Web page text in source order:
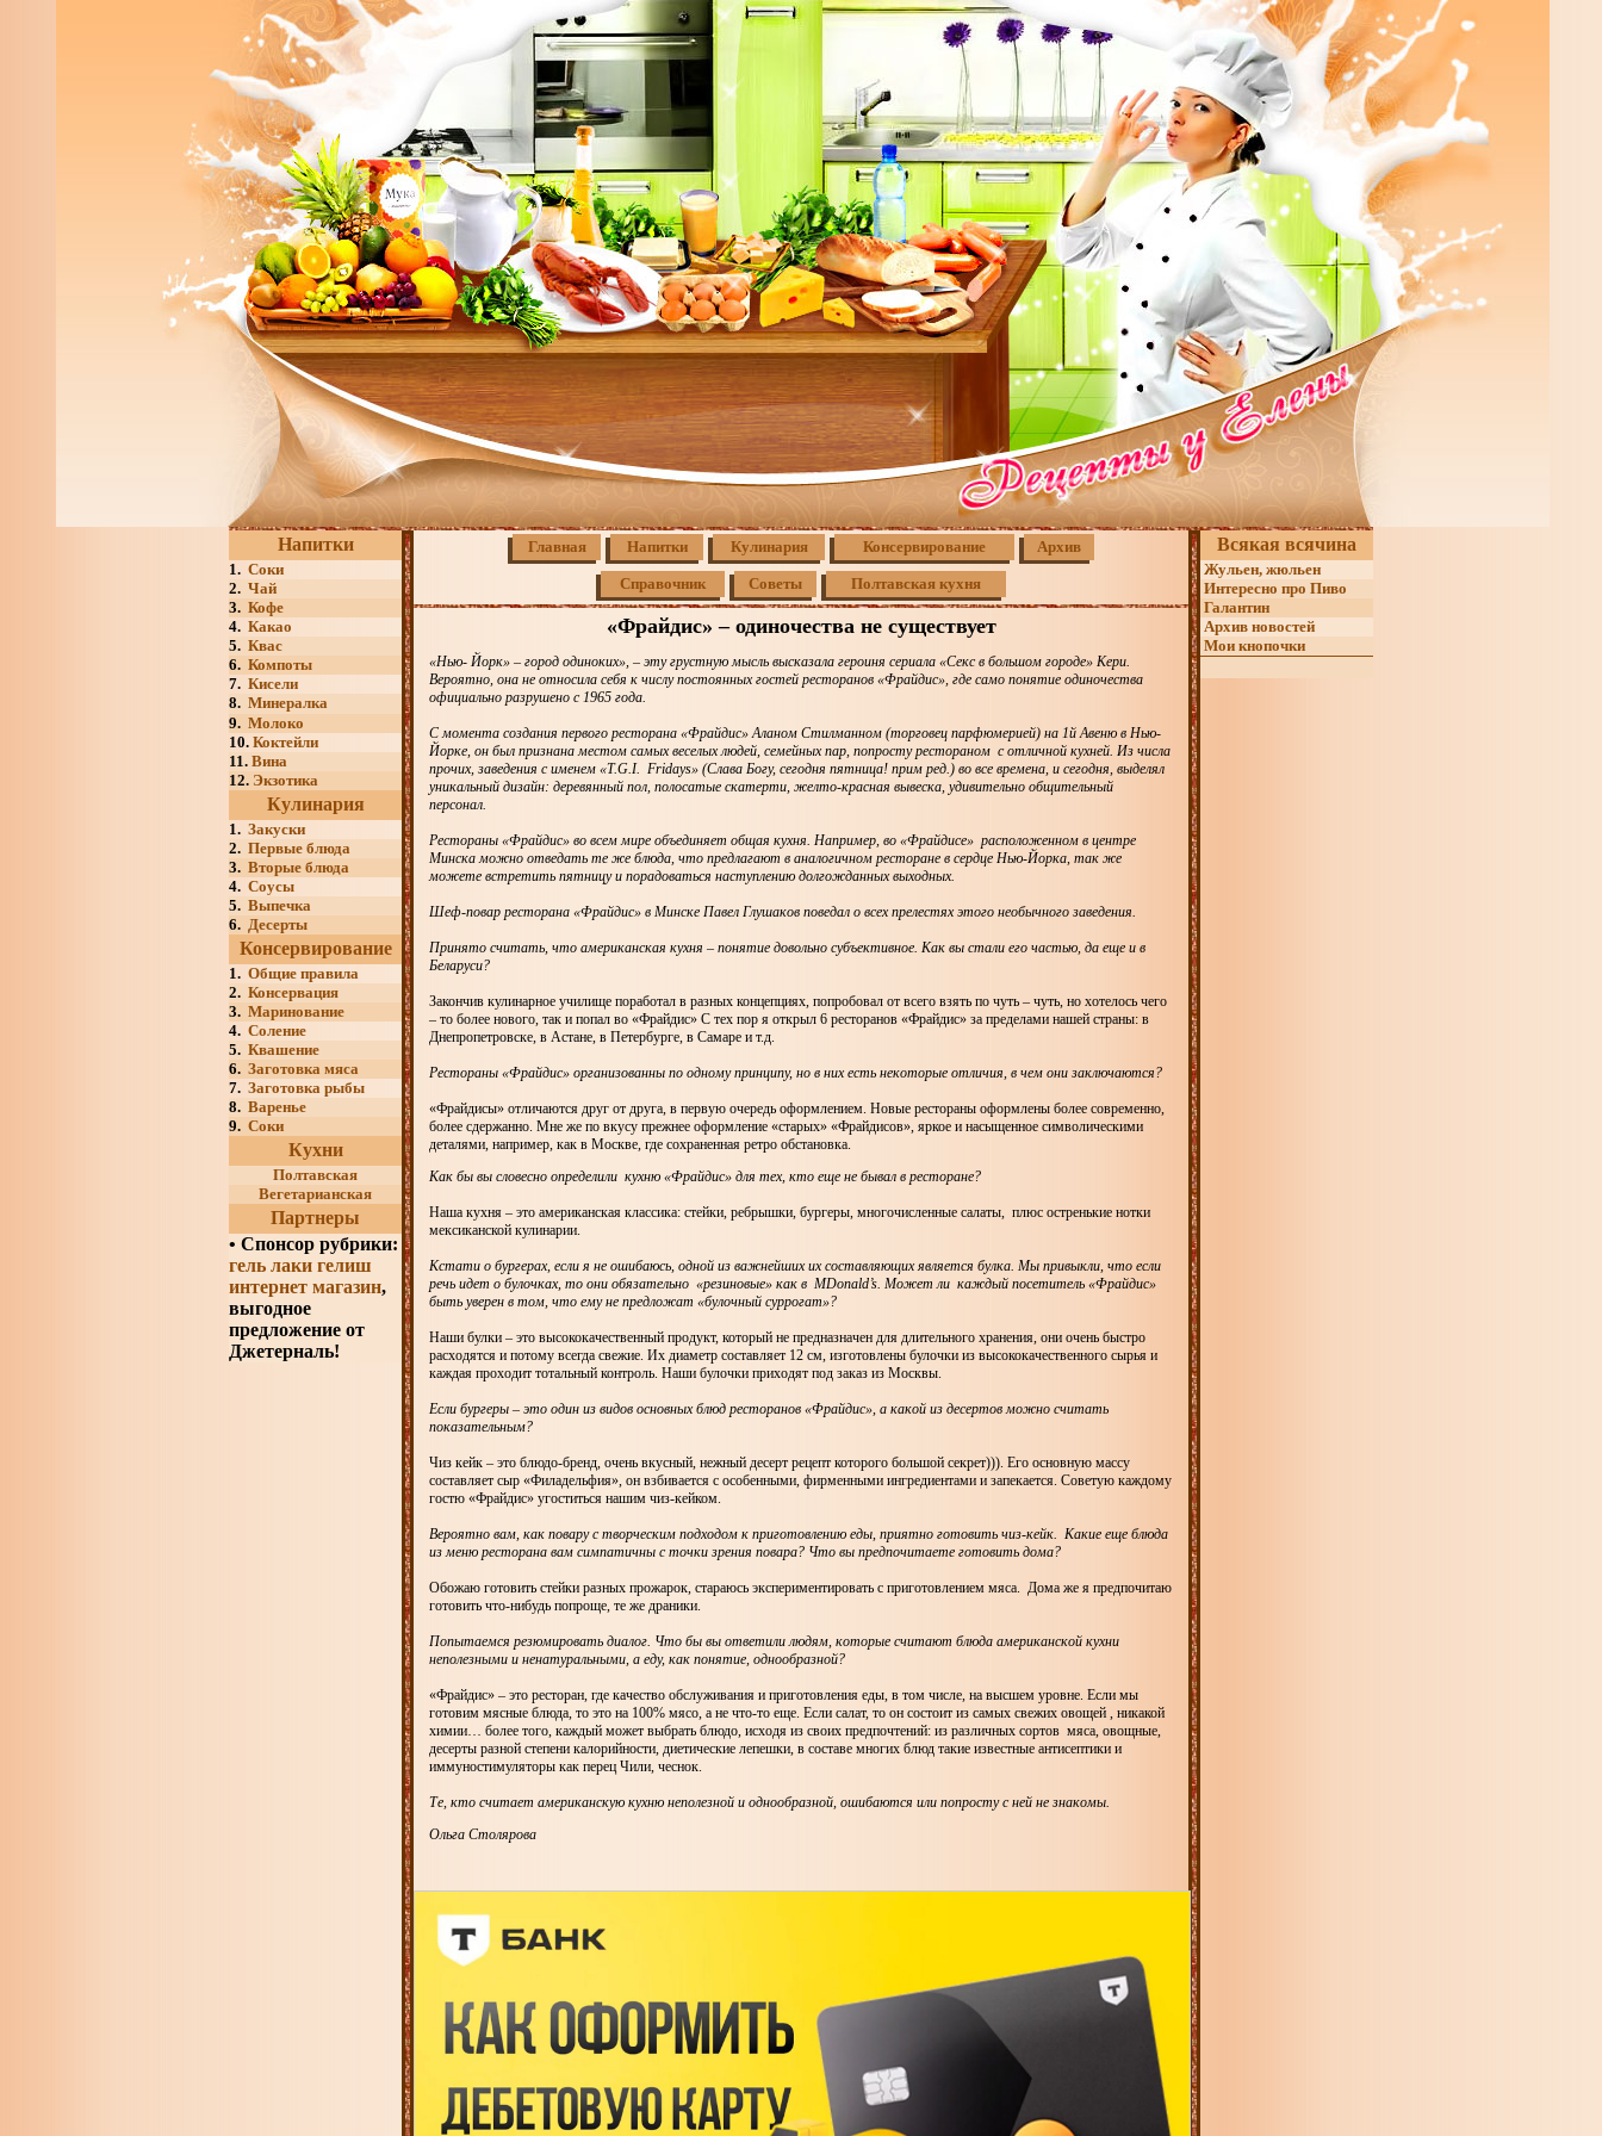
Напитки
1. Соки
2. Чай
3. Кофе
4. Какао
5. Квас
6. Компоты
7. Кисели
8. Минералка
9. Молоко
10. Коктейли
11. Вина
12. Экзотика
Кулинария
1. Закуски
2. Первые блюда
3. Вторые блюда
4. Соусы
5. Выпечка
6. Десерты
Консервирование
1. Общие правила
2. Консервация
3. Маринование
4. Соление
5. Квашение
6. Заготовка мяса
7. Заготовка рыбы
8. Варенье
9. Соки
Кухни
Полтавская
Вегетарианская
Партнеры
• Спонсор рубрики:
гель лаки гелиш
интернет магазин,
выгодное
предложение от
Джетерналь!
Главная Напитки Кулинария Консервирование Архив
Справочник Советы Полтавская кухня
«Фрайдис» – одиночества не существует
«Нью- Йорк» – город одиноких», – эту грустную мысль высказала героиня сериала «Секс в большом городе» Кери.
Вероятно, она не относила себя к числу постоянных гостей ресторанов «Фрайдис», где само понятие одиночества
официально разрушено с 1965 года.
С момента создания первого ресторана «Фрайдис» Аланом Стилманном (торговец парфюмерией) на 1й Авеню в Нью-
Йорке, он был признана местом самых веселых людей, семейных пар, попросту рестораном с отличной кухней. Из числа
прочих, заведения с именем «T.G.I. Fridays» (Слава Богу, сегодня пятница! прим ред.) во все времена, и сегодня, выделял
уникальный дизайн: деревянный пол, полосатые скатерти, желто-красная вывеска, удивительно общительный
персонал.
Рестораны «Фрайдис» во всем мире объединяет общая кухня. Например, во «Фрайдисе» расположенном в центре
Минска можно отведать те же блюда, что предлагают в аналогичном ресторане в сердце Нью-Йорка, так же
можете встретить пятницу и порадоваться наступлению долгожданных выходных.
Шеф-повар ресторана «Фрайдис» в Минске Павел Глушаков поведал о всех прелестях этого необычного заведения.
Принято считать, что американская кухня – понятие довольно субъективное. Как вы стали его частью, да еще и в
Беларуси?
Закончив кулинарное училище поработал в разных концепциях, попробовал от всего взять по чуть – чуть, но хотелось чего
– то более нового, так и попал во «Фрайдис» С тех пор я открыл 6 ресторанов «Фрайдис» за пределами нашей страны: в
Днепропетровске, в Астане, в Петербурге, в Самаре и т.д.
Рестораны «Фрайдис» организованны по одному принципу, но в них есть некоторые отличия, в чем они заключаются?
«Фрайдисы» отличаются друг от друга, в первую очередь оформлением. Новые рестораны оформлены более современно,
более сдержанно. Мне же по вкусу прежнее оформление «старых» «Фрайдисов», яркое и насыщенное символическими
деталями, например, как в Москве, где сохраненная ретро обстановка.
Как бы вы словесно определили кухню «Фрайдис» для тех, кто еще не бывал в ресторане?
Наша кухня – это американская классика: стейки, ребрышки, бургеры, многочисленные салаты, плюс остренькие нотки
мексиканской кулинарии.
Кстати о бургерах, если я не ошибаюсь, одной из важнейших их составляющих является булка. Мы привыкли, что если
речь идет о булочках, то они обязательно «резиновые» как в MDonald’s. Может ли каждый посетитель «Фрайдис»
быть уверен в том, что ему не предложат «булочный суррогат»?
Наши булки – это высококачественный продукт, который не предназначен для длительного хранения, они очень быстро
расходятся и потому всегда свежие. Их диаметр составляет 12 см, изготовлены булочки из высококачественного сырья и
каждая проходит тотальный контроль. Наши булочки приходят под заказ из Москвы.
Если бургеры – это один из видов основных блюд ресторанов «Фрайдис», а какой из десертов можно считать
показательным?
Чиз кейк – это блюдо-бренд, очень вкусный, нежный десерт рецепт которого большой секрет))). Его основную массу
составляет сыр «Филадельфия», он взбивается с особенными, фирменными ингредиентами и запекается. Советую каждому
гостю «Фрайдис» угоститься нашим чиз-кейком.
Вероятно вам, как повару с творческим подходом к приготовлению еды, приятно готовить чиз-кейк. Какие еще блюда
из меню ресторана вам симпатичны с точки зрения повара? Что вы предпочитаете готовить дома?
Обожаю готовить стейки разных прожарок, стараюсь экспериментировать с приготовлением мяса. Дома же я предпочитаю
готовить что-нибудь попроще, те же драники.
Попытаемся резюмировать диалог. Что бы вы ответили людям, которые считают блюда американской кухни
неполезными и ненатуральными, а еду, как понятие, однообразной?
«Фрайдис» – это ресторан, где качество обслуживания и приготовления еды, в том числе, на высшем уровне. Если мы
готовим мясные блюда, то это на 100% мясо, а не что-то еще. Если салат, то он состоит из самых свежих овощей , никакой
химии… более того, каждый может выбрать блюдо, исходя из своих предпочтений: из различных сортов мяса, овощные,
десерты разной степени калорийности, диетические лепешки, в составе многих блюд такие известные антисептики и
иммуностимуляторы как перец Чили, чеснок.
Те, кто считает американскую кухню неполезной и однообразной, ошибаются или попросту с ней не знакомы.
Ольга Столярова
Всякая всячина
Жульен, жюльен
Интересно про Пиво
Галантин
Архив новостей
Мои кнопочки